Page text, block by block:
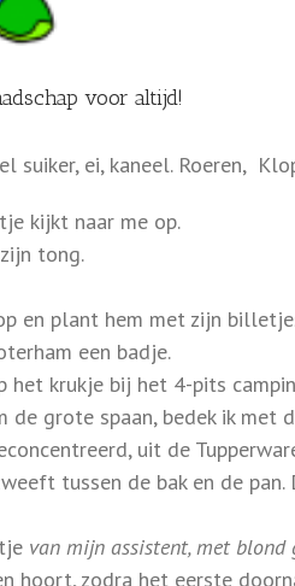
voor altijd!
suiker, ei, kaneel. Roeren,
kijkt naar me op.
tong.
en plant hem met zijn
een badje.
het krukje bij het 4-pits
grote spaan, bedek ik met
uit de
tussen de bak en de
van mijn assistent, met blond
hoort, zodra het eerste